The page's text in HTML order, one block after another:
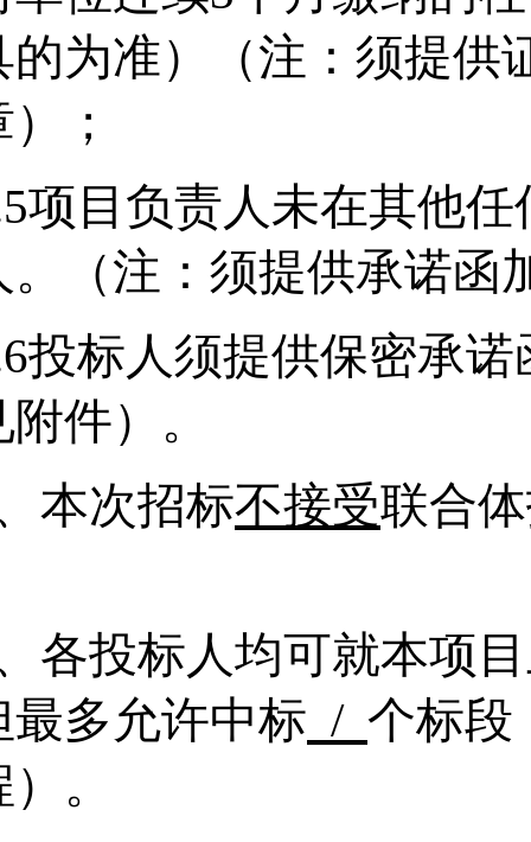
的为准）（注：须提供
；
项目负责人未在其他
。（注：须提供承诺函
投标人须提供保密承
件）。
本次招标不接受联合
各投标人均可就本项
最多允许中标 / 个标段
。